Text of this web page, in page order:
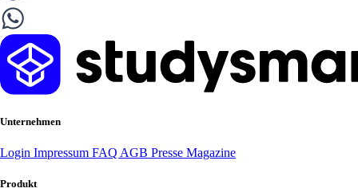
Unternehmen
Login Impressum FAQ AGB Presse Magazine
Produkt